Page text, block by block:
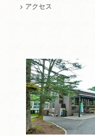
アクセス